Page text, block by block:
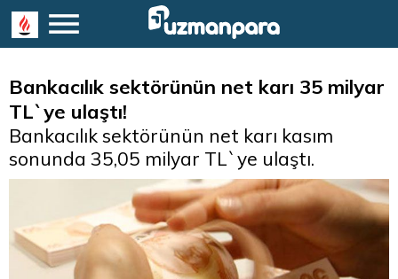
Bankacılık sektörünün net karı 35 milyar
TL`ye ulaştı!
Bankacılık sektörünün net karı kasım
sonunda 35,05 milyar TL`ye ulaştı.